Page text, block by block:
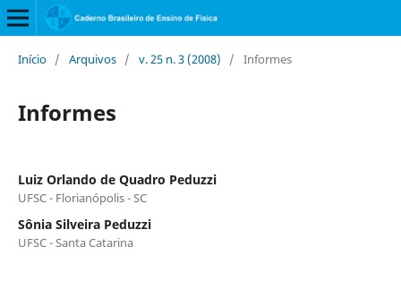
Início / Arquivos / v. 25 n. 3 (2008) / Informes
Informes
Luiz Orlando de Quadro Peduzzi
UFSC - Florianópolis - SC
Sônia Silveira Peduzzi
UFSC - Santa Catarina